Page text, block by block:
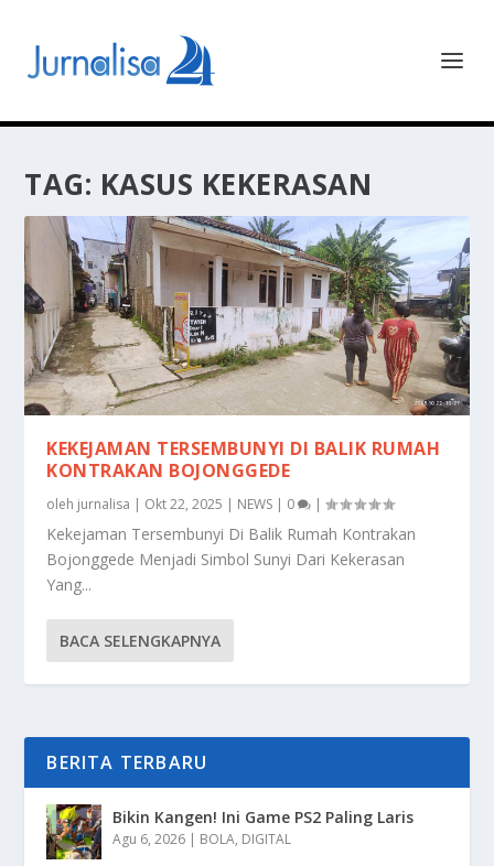
TAG: KASUS KEKERASAN
KEKEJAMAN TERSEMBUNYI DI BALIK RUMAH
KONTRAKAN BOJONGGEDE
oleh jurnalisa | Okt 22, 2025 | NEWS | 0 |
Kekejaman Tersembunyi Di Balik Rumah Kontrakan
Bojonggede Menjadi Simbol Sunyi Dari Kekerasan
Yang...
BACA SELENGKAPNYA
BERITA TERBARU
Bikin Kangen! Ini Game PS2 Paling Laris
Agu 6, 2026 | BOLA, DIGITAL